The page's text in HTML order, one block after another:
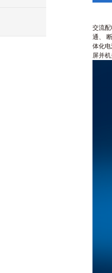
交流
通、
体化
屏并